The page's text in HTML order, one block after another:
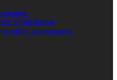
цинкование
цинкование